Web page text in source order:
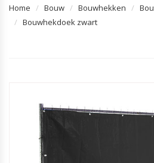
Home Bouw Bouwhekken
Bouwhekdoek zwart